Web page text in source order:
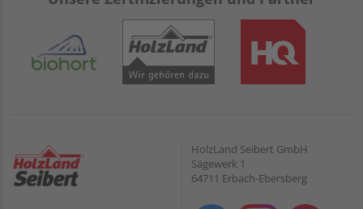
HolzLand Seibert GmbH
Sägewerk 1
64711 Erbach-Ebersberg